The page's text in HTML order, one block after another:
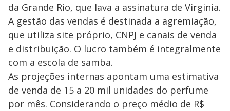
da Grande Rio, que lava a assinatura de Virginia.
A gestão das vendas é destinada a agremiação,
que utiliza site próprio, CNPJ e canais de venda
e distribuição. O lucro também é integralmente
com a escola de samba.
As projeções internas apontam uma estimativa
de venda de 15 a 20 mil unidades do perfume
por mês. Considerando o preço médio de R$